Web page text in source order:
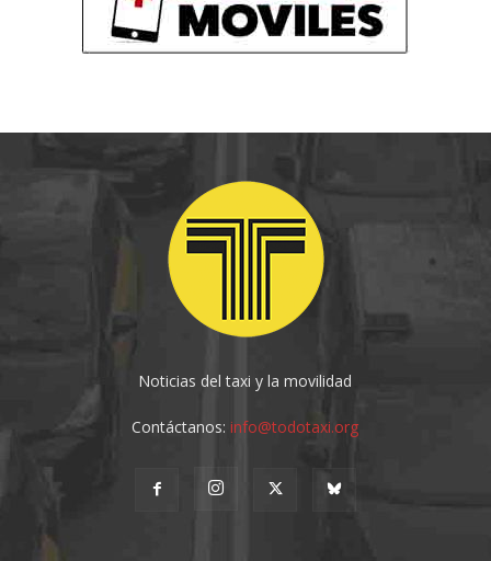
Noticias del taxi y la movilidad
Contáctanos:info@todotaxi.org